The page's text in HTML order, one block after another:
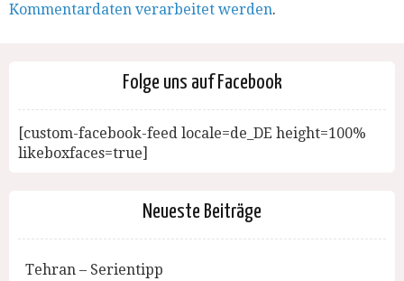
Kommentardaten verarbeitet werden.
Folge uns auf Facebook
[custom-facebook-feed locale=de_DE height=100%
likeboxfaces=true]
Neueste Beiträge
Tehran – Serientipp